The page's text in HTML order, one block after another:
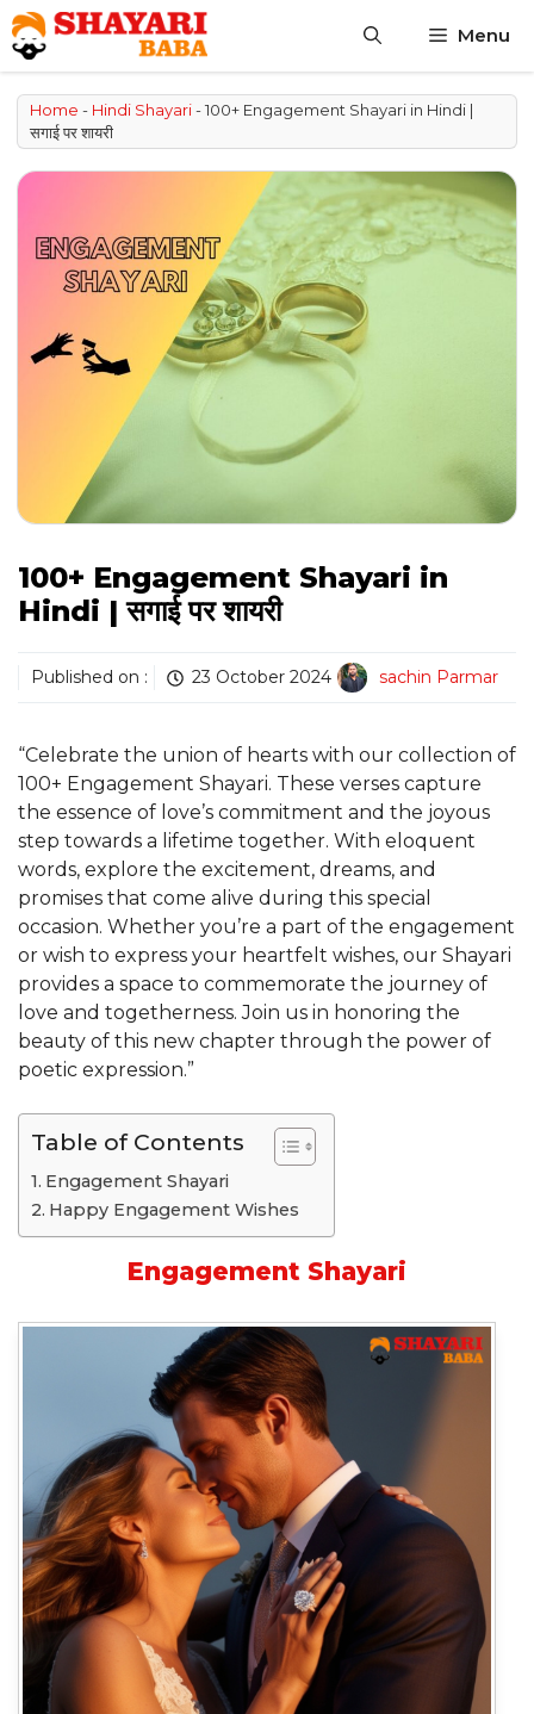
Skip
to
content
Menu
Home - Hindi Shayari-100+ Engagement Shayari in Hindi |
सगाई पर शायरी
100+ Engagement Shayari in
Hindi | सगाई पर शायरी
Published on : 23 October 2024 sachin Parmar
“Celebrate the union of hearts with our collection of
100+ Engagement Shayari. These verses capture
the essence of love’s commitment and the joyous
step towards a lifetime together. With eloquent
words, explore the excitement, dreams, and
promises that come alive during this special
occasion. Whether you’re a part of the engagement
or wish to express your heartfelt wishes, our Shayari
provides a space to commemorate the journey of
love and togetherness. Join us in honoring the
beauty of this new chapter through the power of
poetic expression.”
Table of Contents
Engagement Shayari
Happy Engagement Wishes
Engagement Shayari